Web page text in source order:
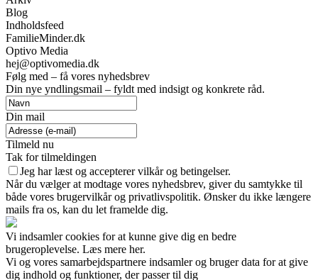
Blog
Indholdsfeed
FamilieMinder.dk
Optivo Media
hej@optivomedia.dk
Følg med – få vores nyhedsbrev
Din nye yndlingsmail – fyldt med indsigt og konkrete råd.
Din mail
Tilmeld nu
Tak for tilmeldingen
Jeg har læst og accepterer vilkår og betingelser.
Når du vælger at modtage vores nyhedsbrev, giver du samtykke til
både vores brugervilkår og privatlivspolitik. Ønsker du ikke længere
mails fra os, kan du let framelde dig.
Vi indsamler cookies for at kunne give dig en bedre
brugeroplevelse. Læs mere her.
Vi og vores samarbejdspartnere indsamler og bruger data for at give
dig indhold og funktioner, der passer til dig